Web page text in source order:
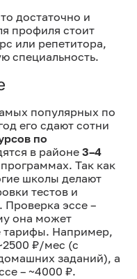
достаточно и
профиля стоит
или репетитора,
специальность.
популярных по
его сдают сотни
по
в районе 3–4
Так как
школы делают
тестов и
Проверка эссе –
она может
тарифы. Например,
₽/мес (с
заданий), а
– ~4000 ₽.